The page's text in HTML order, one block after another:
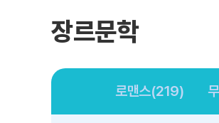
장르문학
로맨스(219)